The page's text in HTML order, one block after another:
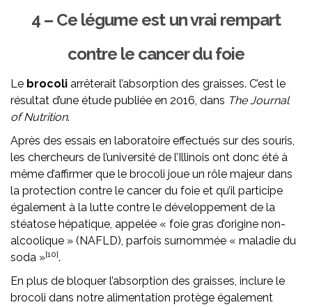
4 – Ce légume est un vrai rempart
contre le cancer du foie
Le brocoli arrêterait l’absorption des graisses. C’est le
résultat d’une étude publiée en 2016, dans The Journal
of Nutrition.
Après des essais en laboratoire effectués sur des souris,
les chercheurs de l’université de l’Illinois ont donc été à
même d’affirmer que le brocoli joue un rôle majeur dans
la protection contre le cancer du foie et qu’il participe
également à la lutte contre le développement de la
stéatose hépatique, appelée « foie gras d’origine non-
alcoolique » (NAFLD), parfois surnommée « maladie du
soda »[10].
En plus de bloquer l’absorption des graisses, inclure le
brocoli dans notre alimentation protège également